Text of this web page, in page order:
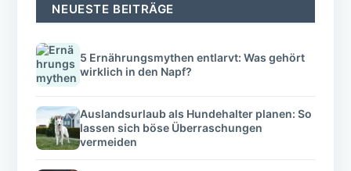
NEUESTE BEITRÄGE
5 Ernährungsmythen entlarvt: Was gehört
wirklich in den Napf?
Auslandsurlaub als Hundehalter planen: So
lassen sich böse Überraschungen
vermeiden